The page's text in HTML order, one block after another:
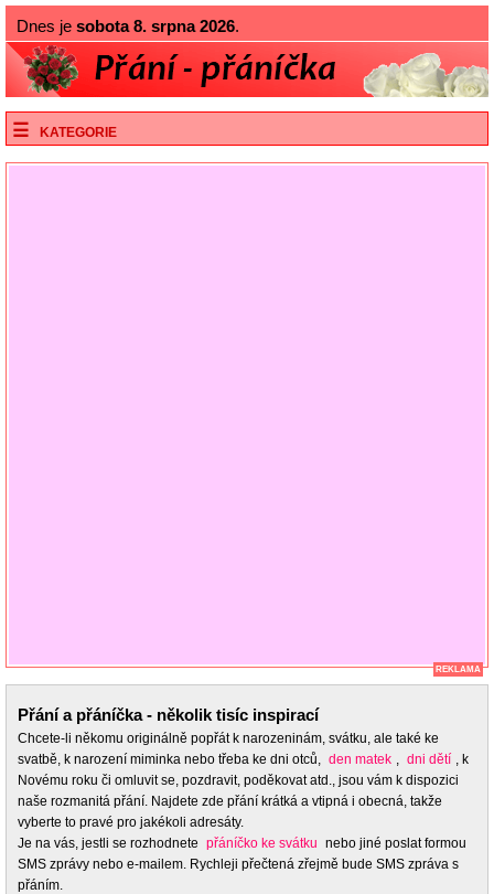
Dnes je sobota 8. srpna 2026.
KATEGORIE
REKLAMA
Přání a přáníčka - několik tisíc inspirací
Chcete-li někomu originálně popřát k narozeninám, svátku, ale také ke
svatbě, k narození miminka nebo třeba ke dni otců, den matek , dni dětí , k
Novému roku či omluvit se, pozdravit, poděkovat atd., jsou vám k dispozici
naše rozmanitá přání. Najdete zde přání krátká a vtipná i obecná, takže
vyberte to pravé pro jakékoli adresáty.
Je na vás, jestli se rozhodnete přáníčko ke svátku nebo jiné poslat formou
SMS zprávy nebo e-mailem. Rychleji přečtená zřejmě bude SMS zpráva s
přáním.